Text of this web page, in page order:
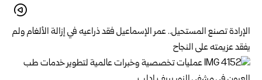
الإرادة تصنع المستحيل.. عمر الإسماعيل فقد ذراعيه في إزالة الألغام ولم
يفقد عزيمته على النجاح